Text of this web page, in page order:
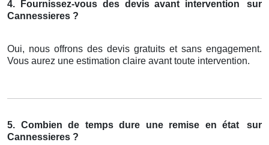
4. Fournissez-vous des devis avant intervention
sur
Cannessieres ?
Oui, nous offrons des devis gratuits et sans engagement.
Vous aurez une estimation claire avant toute intervention.
5. Combien de temps dure une remise en état
sur
Cannessieres ?